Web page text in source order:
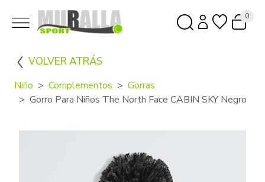
0
VOLVER ATRÁS
Niño Complementos
Gorras
Gorro Para Niños The North Face CABIN SKY Negro